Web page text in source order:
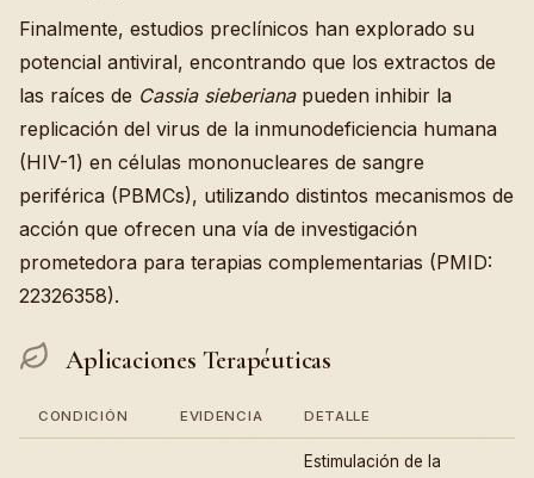
Finalmente, estudios preclínicos han explorado su
potencial antiviral, encontrando que los extractos de
las raíces de Cassia sieberianapueden inhibir la
replicación del virus de la inmunodeficiencia humana
(HIV-1) en células mononucleares de sangre
periférica (PBMCs), utilizando distintos mecanismos de
acción que ofrecen una vía de investigación
prometedora para terapias complementarias (PMID:
22326358).
Aplicaciones Terapéuticas
CONDICIÓN EVIDENCIA DETALLE
Estimulación de la